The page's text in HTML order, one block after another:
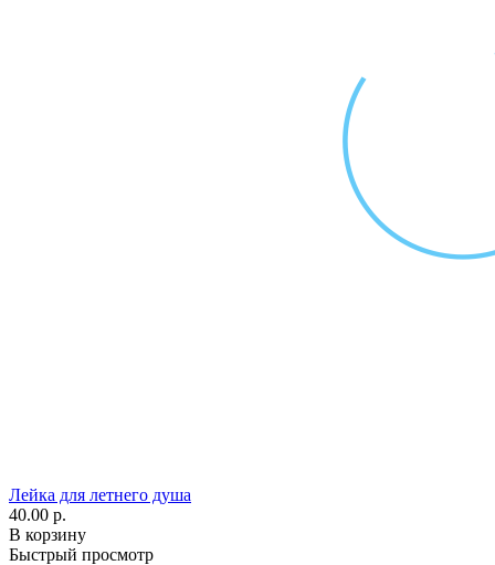
Лейка для летнего душа
40.00 р.
В корзину
Быстрый просмотр